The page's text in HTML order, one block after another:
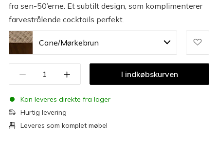
fra sen-50’erne. Et subtilt design, som komplimenterer
farvestrålende cocktails perfekt.
Cane/Mørkebrun
I indkøbskurven
Kan leveres direkte fra lager
Hurtig levering
Leveres som komplet møbel